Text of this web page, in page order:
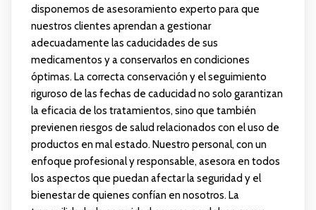
disponemos de asesoramiento experto para que
nuestros clientes aprendan a gestionar
adecuadamente las caducidades de sus
medicamentos y a conservarlos en condiciones
óptimas. La correcta conservación y el seguimiento
riguroso de las fechas de caducidad no solo garantizan
la eficacia de los tratamientos, sino que también
previenen riesgos de salud relacionados con el uso de
productos en mal estado. Nuestro personal, con un
enfoque profesional y responsable, asesora en todos
los aspectos que puedan afectar la seguridad y el
bienestar de quienes confían en nosotros. La